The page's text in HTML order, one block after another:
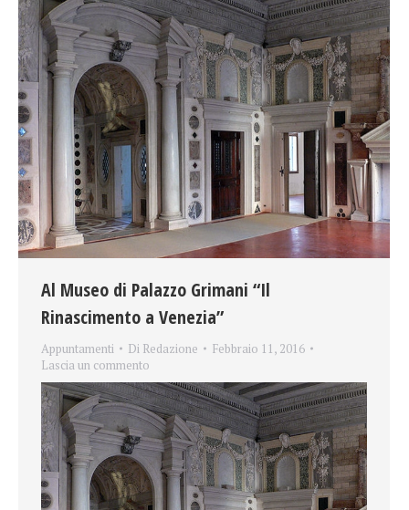
Al Museo di Palazzo Grimani “Il
Rinascimento a Venezia”
Appuntamenti Di Redazione
Febbraio 11, 2016
Lascia un commento